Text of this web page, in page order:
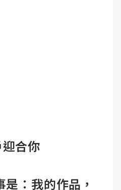
合你
：我的作品，